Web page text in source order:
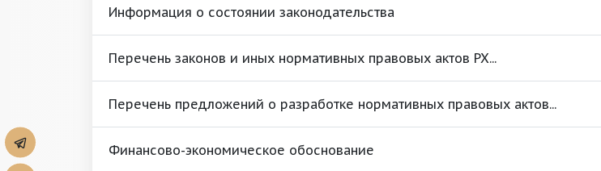
Информация о состоянии законодательства
Перечень законов и иных нормативных правовых актов РХ...
Перечень предложений о разработке нормативных правовых актов...
Финансово-экономическое обоснование